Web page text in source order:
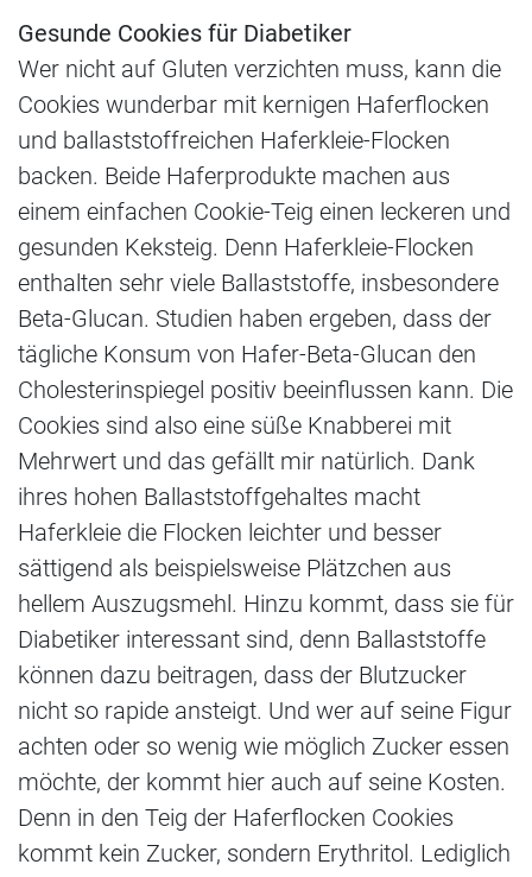
Gesunde Cookies für Diabetiker
Wer nicht auf Gluten verzichten muss, kann die
Cookies wunderbar mit kernigen Haferflocken
und ballaststoffreichen Haferkleie-Flocken
backen. Beide Haferprodukte machen aus
einem einfachen Cookie-Teig einen leckeren und
gesunden Keksteig. Denn Haferkleie-Flocken
enthalten sehr viele Ballaststoffe, insbesondere
Beta-Glucan. Studien haben ergeben, dass der
tägliche Konsum von Hafer-Beta-Glucan den
Cholesterinspiegel positiv beeinflussen kann. Die
Cookies sind also eine süße Knabberei mit
Mehrwert und das gefällt mir natürlich. Dank
ihres hohen Ballaststoffgehaltes macht
Haferkleie die Flocken leichter und besser
sättigend als beispielsweise Plätzchen aus
hellem Auszugsmehl. Hinzu kommt, dass sie für
Diabetiker interessant sind, denn Ballaststoffe
können dazu beitragen, dass der Blutzucker
nicht so rapide ansteigt. Und wer auf seine Figur
achten oder so wenig wie möglich Zucker essen
möchte, der kommt hier auch auf seine Kosten.
Denn in den Teig der Haferflocken Cookies
kommt kein Zucker, sondern Erythritol. Lediglich